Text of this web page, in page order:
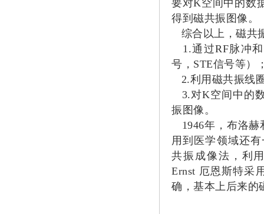
要对K空间中的数
得到磁共振图像。
综合以上，磁共
1.通过RF脉冲和
号，STE信号等）
2.利用磁共振线
3.对K空间中的
振图像。
1946年，布洛赫
用到医学领域还
共振成像法，利
Ernst 厄恩斯特采
确，基本上后来的